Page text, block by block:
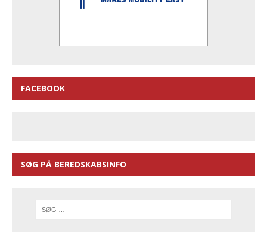
FACEBOOK
SØG PÅ BEREDSKABSINFO